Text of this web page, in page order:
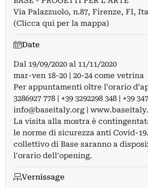
Via Palazzuolo, n.87, Firenze, FI,
(Clicca qui per la mappa)
Date
Dal 19/09/2020 al 11/11/2020
mar-ven 18-20 | 20-24 come vetrina
Per appuntamenti oltre l’orario
3286927 778 | +39 3292298 348 | +39
info@baseitaly.org|
La visita alla mostra è
le norme di sicurezza anti Covid-
collettivo di Base saranno a
l'orario dell'opening.
Vernissage